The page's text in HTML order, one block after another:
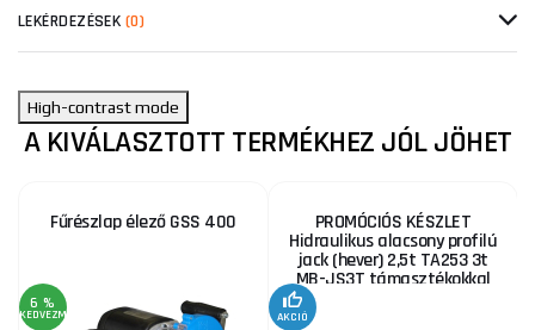
LEKÉRDEZÉSEK (0)
High-contrast mode
A KIVÁLASZTOTT TERMÉKHEZ JÓL JÖHET
Fűrészlap élező GSS 400
6 %
KEDVEZMÉNY
PROMÓCIÓS KÉSZLET
Hidraulikus alacsony profilú
jack (hever) 2,5t TA253 3t
MB-JS3T támasztékokkal
AKCIÓ